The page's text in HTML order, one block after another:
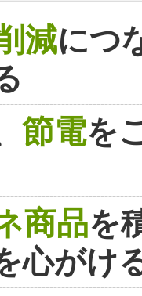
減につ
節電を
商品を
心がけ